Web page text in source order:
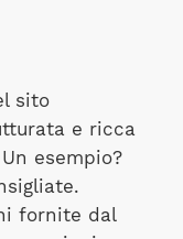
sito
e ricca
esempio?
fornite dal